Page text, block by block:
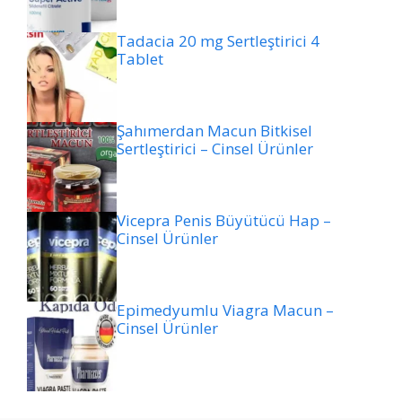
Tadacia 20 mg Sertleştirici 4
Tablet
Şahımerdan Macun Bitkisel
Sertleştirici – Cinsel Ürünler
Vicepra Penis Büyütücü Hap –
Cinsel Ürünler
Epimedyumlu Viagra Macun –
Cinsel Ürünler